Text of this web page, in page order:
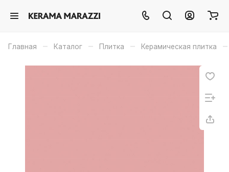
Главная – Каталог – Плитка – Керамическая плитка –